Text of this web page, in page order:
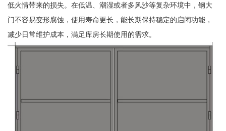
低火情带来的损失。在低温、潮湿或者多风沙等复杂环境中，钢大
门不容易变形腐蚀，使用寿命更长，能长期保持稳定的启闭功能，
减少日常维护成本，满足库房长期使用的需求。